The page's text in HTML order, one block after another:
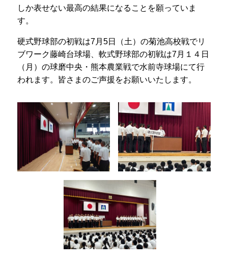
しか表せない最高の結果になることを願っていま
す。
硬式野球部の初戦は7月5日（土）の菊池高校戦でリ
ブワーク藤崎台球場、軟式野球部の初戦は7月１４日
（月）の球磨中央・熊本農業戦で水前寺球場にて行
われます。皆さまのご声援をお願いいたします。